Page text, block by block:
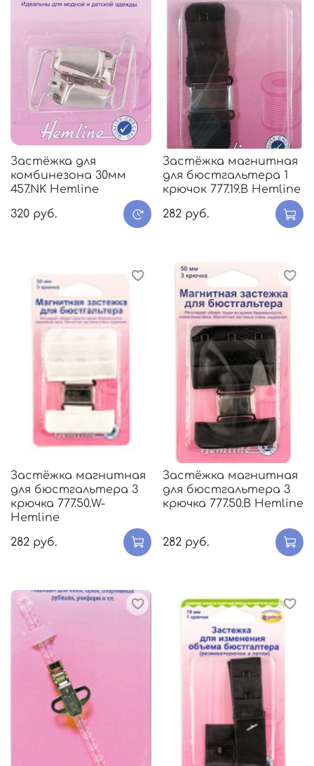
Застёжка для
комбинезона 30мм
457.NK Hemline
320 руб.
Застёжка магнитная
для бюстгальтера 1
крючок 777.19.В Hemline
282 руб.
Застёжка магнитная
для бюстгальтера 3
крючка 777.50.W-
Hemline
282 руб.
Застёжка магнитная
для бюстгальтера 3
крючка 777.50.В Hemline
282 руб.